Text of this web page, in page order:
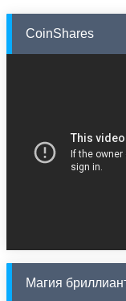
CoinShares
Магия